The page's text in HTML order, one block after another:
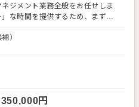
ジメント業務全般をお任せしま
な時間を提供するため、まずは
働ける環境づくりを大切にして
です。 入社から1年以
長同士の横のつながりが強く、
サポート体制があります。月1回
事例や課題を共有し、店舗運営の
長職はゴールで
）
350,000円